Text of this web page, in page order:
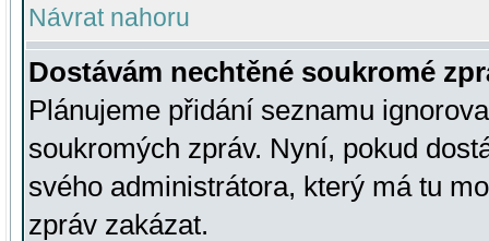
Návrat nahoru
Dostávám nechtěné soukromé
Plánujeme přidání seznamu
soukromých zpráv. Nyní, pokud
svého administrátora, který má tu
zpráv zakázat.